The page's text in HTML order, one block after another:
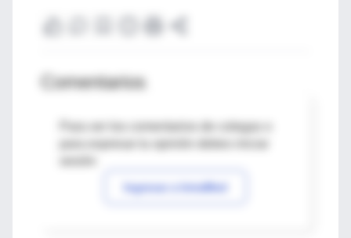
Comentarios
Para ver los comentarios de colegas o
Ingresar a IntraMed